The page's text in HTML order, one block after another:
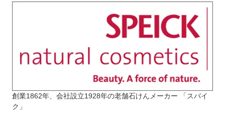
創業1862年、会社設立1928年の老舗石けんメーカー 「スパイ
ク」